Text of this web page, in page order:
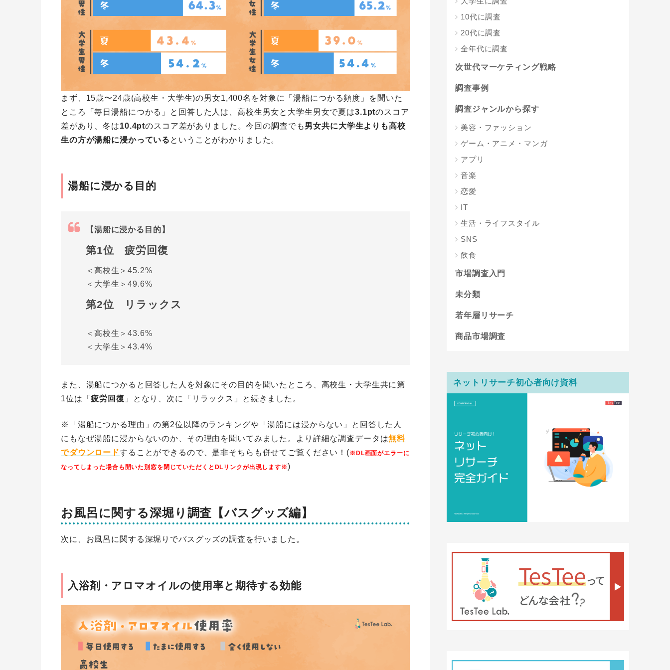
まず、 15歳〜24歳(高校生・大学生)の男女1,400名 を対象に「湯船につかる頻度」を聞いた
ところ「毎日湯船につかる」と回答した人は、高校生男女と大学生男女で夏は3.1ptのスコア
差があり、冬は10.4ptのスコア差がありました。今回の調査でも男女共に大学生よりも高校
生の方が湯船に浸かっている ということがわかりました。
湯船に浸かる目的
【湯船に浸かる目的】
第1位 疲労回復
＜高校生＞45.2%
＜大学生＞49.6%
第2位 リラックス
＜高校生＞43.6%
＜大学生＞43.4%
また、湯船につかると回答した人を対象にその目的を聞いたところ、高校生・大学生共に第
1位は「疲労回復 」となり、次に「リラックス」と続きました。
※「湯船につかる理由」の第2位以降のランキングや「湯船には浸からない」と回答した人
にもなぜ湯船に浸からないのか、その理由を聞いてみました。より詳細な調査データは無料
でダウンロードすることができるので、是非そちらも併せてご覧ください！(※DL画面がエラーに
なってしまった場合も開いた別窓を閉じていただくとDLリンクが出現します※)
お風呂に関する深堀り調査【バスグッズ編】
次に、お風呂に関する深堀りでバスグッズの調査を行いました。
入浴剤・アロマオイルの使用率と期待する効能
10代に調査
20代に調査
全年代に調査
次世代マーケティング戦略
調査事例
調査ジャンルから探す
美容・ファッション
ゲーム・アニメ・マンガ
アプリ
音楽
恋愛
IT
生活・ライフスタイル
SNS
飲食
市場調査入門
未分類
若年層リサーチ
商品市場調査
ネットリサーチ初心者向け資料